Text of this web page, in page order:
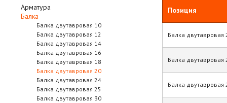
Арматура
Балка
Балка двутавровая 10
Балка двутавровая 12
Балка двутавровая 14
Балка двутавровая 16
Балка двутавровая 18
Балка двутавровая 20
Балка двутавровая 24
Балка двутавровая 25
Балка двутавровая 30
Позиция
Балка двутавровая
Балка двутавровая
Балка двутавровая